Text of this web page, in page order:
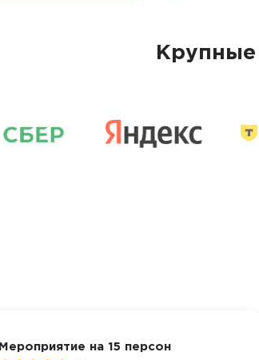
Крупные
Мероприятие на 15 персон